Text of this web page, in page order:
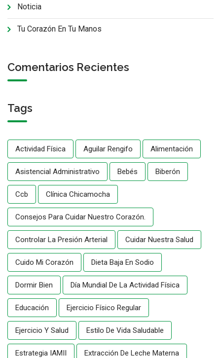
Noticia
Tu Corazón En Tu Manos
Comentarios Recientes
Tags
Actividad Física Aguilar Rengifo Alimentación
Asistencial Administrativo Bebés Biberón
Ccb Clínica Chicamocha
Consejos Para Cuidar Nuestro Corazón.
Controlar La Presión Arterial Cuidar Nuestra Salud
Cuido Mi Corazón Dieta Baja En Sodio
Dormir Bien Día Mundial De La Actividad Física
Educación Ejercicio Físico Regular
Ejercicio Y Salud Estilo De Vida Saludable
Estrategia IAMII Extracción De Leche Materna